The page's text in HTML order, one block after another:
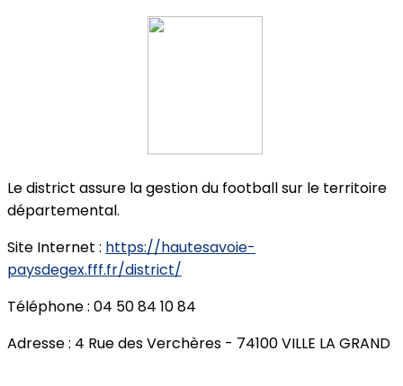
Le district assure la gestion du football sur le territoire
départemental.
Site Internet : https://hautesavoie-
paysdegex.fff.fr/district/
Téléphone : 04 50 84 10 84
Adresse : 4 Rue des Verchères - 74100 VILLE LA GRAND